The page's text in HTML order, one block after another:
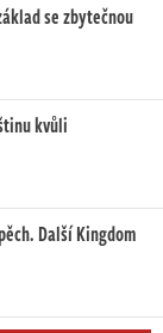
se zbytečnou
kvůli
Další Kingdom